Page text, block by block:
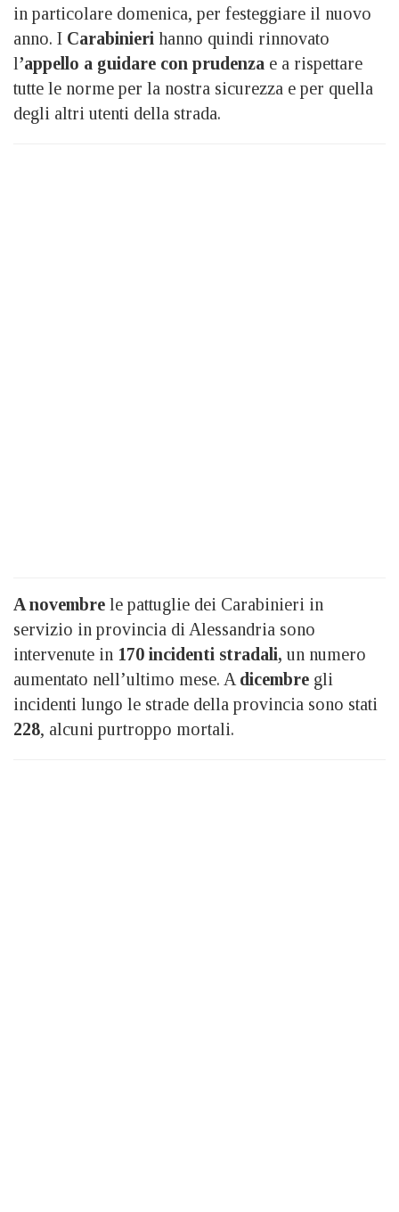
in particolare domenica, per festeggiare il nuovo
anno. I Carabinieri hanno quindi rinnovato
l’appello a guidare con prudenza e a rispettare
tutte le norme per la nostra sicurezza e per quella
degli altri utenti della strada.
A novembre le pattuglie dei Carabinieri in
servizio in provincia di Alessandria sono
intervenute in 170 incidenti stradali, un numero
aumentato nell’ultimo mese. A dicembre gli
incidenti lungo le strade della provincia sono stati
228, alcuni purtroppo mortali.